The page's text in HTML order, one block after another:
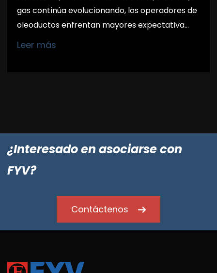
gas continúa evolucionando, los operadores de
oleoductos enfrentan mayores expectativa...
Leer más
¿Interesado en asociarse con
FYV?
Contáctenos